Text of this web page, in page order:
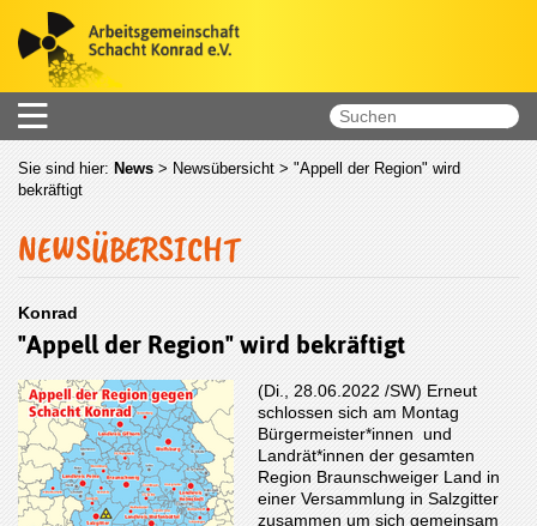
Sie sind hier: News > Newsübersicht > "Appell der Region" wird
bekräftigt
NEWSÜBERSICHT
Konrad
"Appell der Region" wird bekräftigt
(Di., 28.06.2022 /SW) Erneut
schlossen sich am Montag
Bürgermeister*innen und
Landrät*innen der gesamten
Region Braunschweiger Land in
einer Versammlung in Salzgitter
zusammen um sich gemeinsam